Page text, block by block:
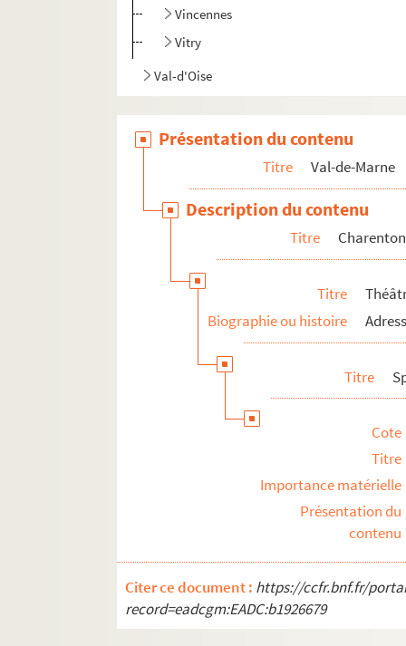
Vincennes
Vitry
Val-d'Oise
Présentation du contenu
Titre Val-de-Marne
Description du contenu
Titre
Titre
Biographie ou histoire
Titre
Cote
Titre
Importance matérielle
Présentation du
contenu
Citer ce document : https://ccfr.bnf.fr/
record=eadcgm:EADC:b1926679